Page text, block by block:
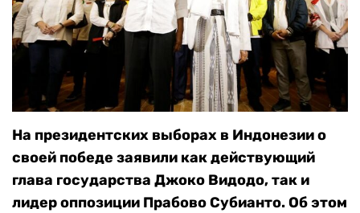
На президентских выборах в Индонезии о
своей победе заявили как действующий
глава государства Джоко Видодо, так и
лидер оппозиции Прабово Субианто. Об этом